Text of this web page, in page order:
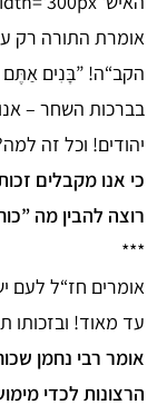
אומרת התורה רק
הקב“ה! ”בָּנִים אַתֶּם
בברכות השחר –
יהודים! וכל זה
כי אנו מקבלים
רוצה להבין מה
***
אומרים חז“ל לעם
עד מאוד! ובזכותו
אומר רבי נחמן
הרצונות לכדי